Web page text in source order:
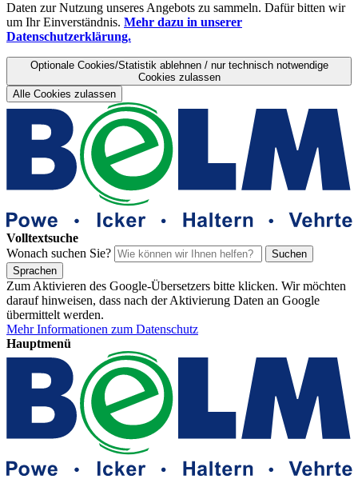
Daten zur Nutzung unseres Angebots zu sammeln. Dafür bitten wir
um Ihr Einverständnis. Mehr dazu in unserer
Datenschutzerklärung.
Optionale Cookies/Statistik ablehnen / nur technisch notwendige
Cookies zulassen
Alle Cookies zulassen
Volltextsuche
Wonach suchen Sie?
Suchen
Sprachen
Zum Aktivieren des Google-Übersetzers bitte klicken. Wir möchten
darauf hinweisen, dass nach der Aktivierung Daten an Google
übermittelt werden.
Mehr Informationen zum Datenschutz
Hauptmenü